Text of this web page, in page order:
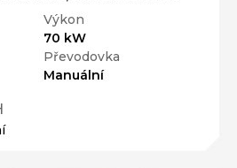
Výkon
70 kW
Převodovka
Manuální